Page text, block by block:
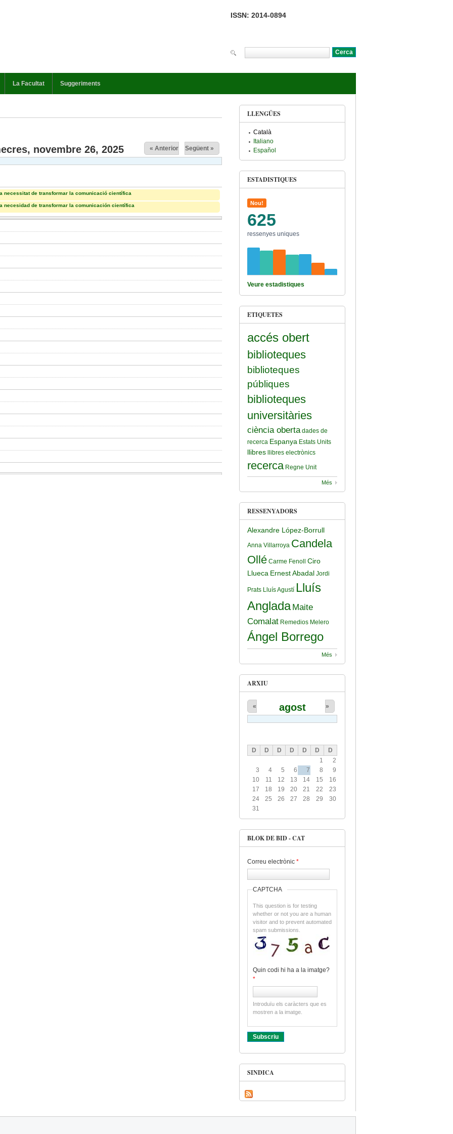
ISSN: 2014-0894
La Facultat Suggeriments
novembre 26, 2025 « Anterior Següent »
necessitat de transformar la comunicació científica
necesidad de transformar la comunicación científica
LLENGÜES
Català
Italiano
Español
ESTADISTIQUES
Nou!
625
ressenyes uniques
Veure estadistiques
ETIQUETES
accés obert
biblioteques
biblioteques
públiques
biblioteques
universitàries
ciència oberta dades de
recerca Espanya Estats Units
llibres llibres electrònics
recerca Regne Unit
Més
RESSENYADORS
Alexandre López-Borrull
Anna Villarroya Candela
Ollé Carme Fenoll
Ciro
Llueca Ernest Abadal Jordi
Prats Lluís Agustí Lluís
Anglada Maite
Comalat Remedios Melero
Ángel Borrego
Més
ARXIU
agost
« »
D D D D D D
D
1
2
3
4 5 6 7 8
9
10
11 12 13 14 15
16
17
18 19 20 21 22
23
24
25 26 27 28 29
30
31
BLOK DE BID - CAT
Correu electrònic *
CAPTCHA
This question is for testing
whether or not you are a human
visitor and to prevent automated
spam submissions.
Quin codi hi ha a la imatge?
*
Introduïu els caràcters que es
mostren a la imatge.
SINDICA